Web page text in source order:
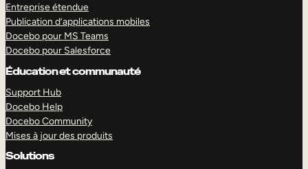
Entreprise étendue
Publication d’applications mobiles
Docebo pour MS Teams
Docebo pour Salesforce
Éducation et communauté
Support Hub
Docebo Help
Docebo Community
Mises à jour des produits
Solutions